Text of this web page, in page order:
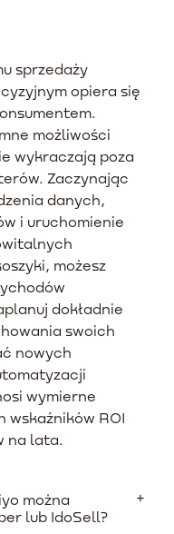
sprzedaży
opiera się
możliwości
wykraczają poza
Zaczynając
danych,
i uruchomienie
możesz
dokładnie
swoich
nowych
wymierne
wskaźników ROI
na lata.
można
lub IdoSell?